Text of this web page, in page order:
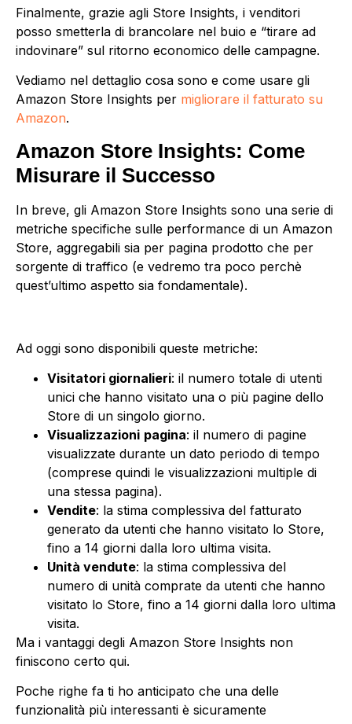
Finalmente, grazie agli Store Insights, i venditori
posso smetterla di brancolare nel buio e “tirare ad
indovinare” sul ritorno economico delle campagne.
Vediamo nel dettaglio cosa sono e come usare gli
Amazon Store Insights per migliorare il fatturato su
Amazon.
Amazon Store Insights: Come
Misurare il Successo
In breve, gli Amazon Store Insights sono una serie di
metriche specifiche sulle performance di un Amazon
Store, aggregabili sia per pagina prodotto che per
sorgente di traffico (e vedremo tra poco perchè
quest’ultimo aspetto sia fondamentale).
Ad oggi sono disponibili queste metriche:
Visitatori giornalieri: il numero totale di utenti
unici che hanno visitato una o più pagine dello
Store di un singolo giorno.
Visualizzazioni pagina: il numero di pagine
visualizzate durante un dato periodo di tempo
(comprese quindi le visualizzazioni multiple di
una stessa pagina).
Vendite: la stima complessiva del fatturato
generato da utenti che hanno visitato lo Store,
fino a 14 giorni dalla loro ultima visita.
Unità vendute: la stima complessiva del
numero di unità comprate da utenti che hanno
visitato lo Store, fino a 14 giorni dalla loro ultima
visita.
Ma i vantaggi degli Amazon Store Insights non
finiscono certo qui.
Poche righe fa ti ho anticipato che una delle
funzionalità più interessanti è sicuramente